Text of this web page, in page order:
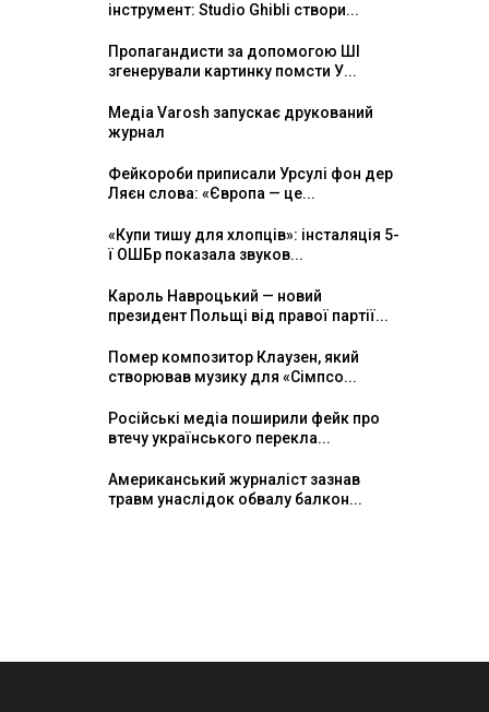
інструмент: Studio Ghibli створи...
Пропагандисти за допомогою ШІ
згенерували картинку помсти У...
Медіа Varosh запускає друкований
журнал
Фейкороби приписали Урсулі фон дер
Ляєн слова: «Європа — це...
«Купи тишу для хлопців»: інсталяція 5-
ї ОШБр показала звуков...
Кароль Навроцький — новий
президент Польщі від правої партії...
Помер композитор Клаузен, який
створював музику для «Сімпсо...
Російські медіа поширили фейк про
втечу українського перекла...
Американський журналіст зазнав
травм унаслідок обвалу балкон...